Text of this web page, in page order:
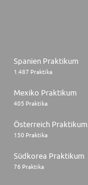
Spanien Praktikum
1.487 Praktika
Mexiko Praktikum
405 Praktika
Österreich Praktikum
150 Praktika
Südkorea Praktikum
76 Praktika